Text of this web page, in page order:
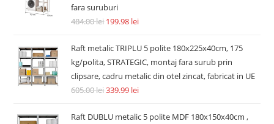
fara suruburi
484.00lei 199.98 lei
Raft metalic TRIPLU 5 polite 180x225x40cm, 175
kg/polita, STRATEGIC, montaj fara surub prin
clipsare, cadru metalic din otel zincat, fabricat in UE
605.00lei339.99 lei
Raft DUBLU metalic 5 polite MDF 180x150x40cm ,